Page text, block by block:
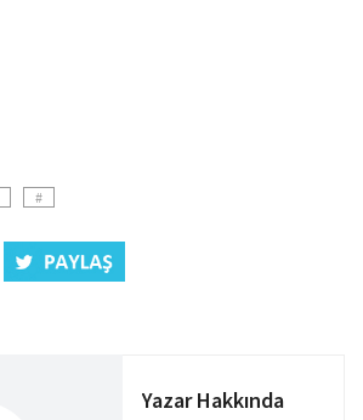
#
Yazar Hakkında